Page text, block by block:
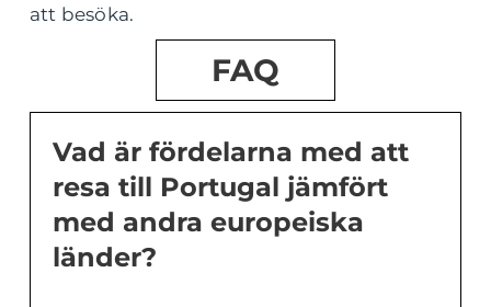
att besöka.
FAQ
Vad är fördelarna med att
resa till Portugal jämfört
med andra europeiska
länder?